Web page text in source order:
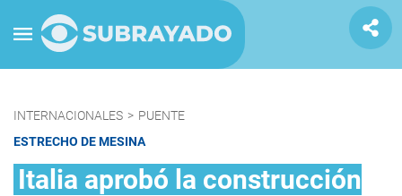
INTERNACIONALES > PUENTE
ESTRECHO DE MESINA
Italia aprobó la construcción